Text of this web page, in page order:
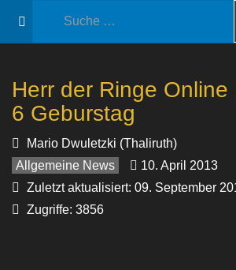
Herr der Ringe Online
6 Geburstag
Mario Dwuletzki (Thaliruth)
Allgemeine News
10. April 2013
Zuletzt aktualisiert: 09. September
Zugriffe: 3856